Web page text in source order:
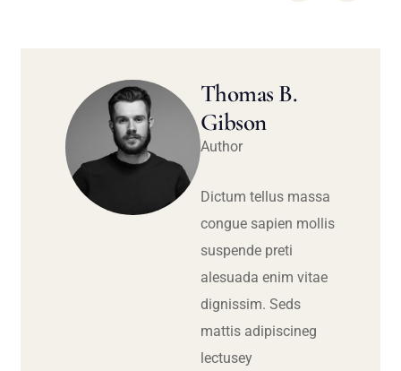
Thomas B.
Gibson
Author
Dictum tellus massa
congue sapien mollis
suspende preti
alesuada enim vitae
dignissim. Seds
mattis adipiscineg
lectusey